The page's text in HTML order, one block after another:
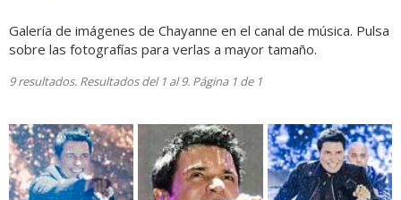
Galería de imágenes de Chayanne en el canal de música. Pulsa
sobre las fotografías para verlas a mayor tamaño.
9 resultados. Resultados del 1 al 9. Página 1 de 1